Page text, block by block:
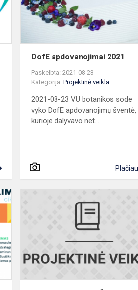
apdovanoti
DofE apdovanojimai 2021
Paskelbta: 2021-08-23
Kategorija:Projektinė veikla
2021-08-23 VU botanikos sode
vyko DofE apdovanojimų šventė,
kurioje dalyvavo net...
Plačiau
Susitikimas
su
STEAM
specialistu
Dominyku
Stonkumi